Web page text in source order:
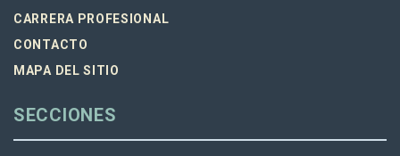
CARRERA PROFESIONAL
CONTACTO
MAPA DEL SITIO
SECCIONES